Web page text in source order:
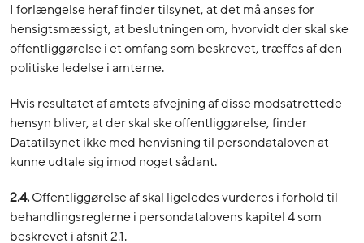
I forlængelse heraf finder tilsynet, at det må anses for
hensigtsmæssigt, at beslutningen om, hvorvidt der skal ske
offentliggørelse i et omfang som beskrevet, træffes af den
politiske ledelse i amterne.
Hvis resultatet af amtets afvejning af disse modsatrettede
hensyn bliver, at der skal ske offentliggørelse, finder
Datatilsynet ikke med henvisning til persondataloven at
kunne udtale sig imod noget sådant.
2.4.Offentliggørelse af skal ligeledes vurderes i forhold til
behandlingsreglerne i persondatalovens kapitel 4 som
beskrevet i afsnit 2.1.